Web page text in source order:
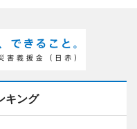
キング